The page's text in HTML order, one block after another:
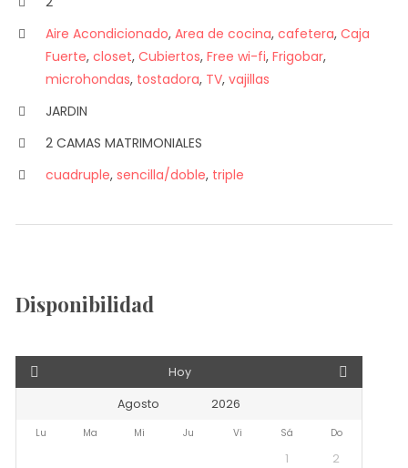
Aire Acondicionado, Area de cocina, cafetera, Caja
Fuerte, closet, Cubiertos, Free wi-fi, Frigobar,
microhondas, tostadora, TV, vajillas
JARDIN
2 CAMAS MATRIMONIALES
cuadruple, sencilla/doble, triple
Disponibilidad
Hoy
Lu Ma Mi Ju Vi Sá Do
1
2